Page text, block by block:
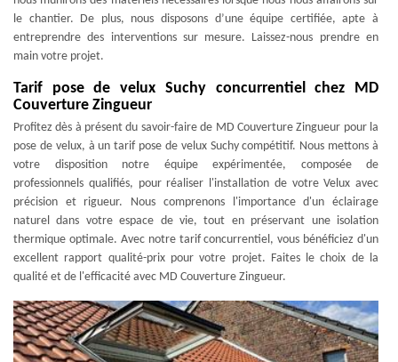
le chantier. De plus, nous disposons d’une équipe certifiée, apte à
entreprendre des interventions sur mesure. Laissez-nous prendre en
main votre projet.
Tarif pose de velux Suchy concurrentiel chez MD
Couverture Zingueur
Profitez dès à présent du savoir-faire de MD Couverture Zingueur pour la
pose de velux, à un tarif pose de velux Suchy compétitif. Nous mettons à
votre disposition notre équipe expérimentée, composée de
professionnels qualifiés, pour réaliser l'installation de votre Velux avec
précision et rigueur. Nous comprenons l'importance d'un éclairage
naturel dans votre espace de vie, tout en préservant une isolation
thermique optimale. Avec notre tarif concurrentiel, vous bénéficiez d'un
excellent rapport qualité-prix pour votre projet. Faites le choix de la
qualité et de l'efficacité avec MD Couverture Zingueur.